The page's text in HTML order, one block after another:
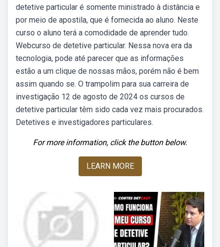
detetive particular é somente ministrado à distância e
por meio de apostila, que é fornecida ao aluno. Neste
curso o aluno terá a comodidade de aprender tudo.
Webcurso de detetive particular. Nessa nova era da
tecnologia, pode até parecer que as informações
estão a um clique de nossas mãos, porém não é bem
assim quando se. O trampolim para sua carreira de
investigação 12 de agosto de 2024 os cursos de
detetive particular têm sido cada vez mais procurados.
Detetives e investigadores particulares.
For more information, click the button below.
LEARN MORE